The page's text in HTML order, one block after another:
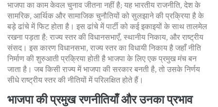
भाजपा का काम केवल चुनाव जीतना नहीं है; यहभारतीय राजनीति, देश के
सामरिक, आर्थिक और सामाजिक चुनौतियों को सुलझाने की प्रक्रिया हैके
बड़े ढांचे में फिट होता है। इस ढांचे में पार्टी को कई इकाइयों के साथ तालमेल
रखना पड़ता है: राज्य स्तर की विधानसभाएँ, स्थानीय निकाय, और राष्ट्रीय
संसद। इस कारणविधानसभा, राज्य स्तर का विधायी निकाय है जहाँ नीति
निर्माण की शुरुआती प्रक्रिया होती हैभाजपा के लिए एक प्रमुख मंच बन
जाता है। जब किसी राज्य में भाजपा की सरकार बनती है, तो उसके निर्णय
सीधे राष्ट्रीय स्तर की नीतियों में परिलक्षित होते हैं।
भाजपा की प्रमुख रणनीतियाँ और उनका प्रभाव